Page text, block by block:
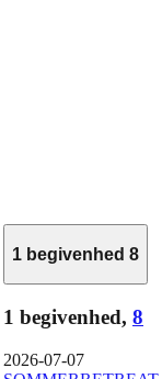
1 begivenhed 8
1 begivenhed, 8
2026-07-07